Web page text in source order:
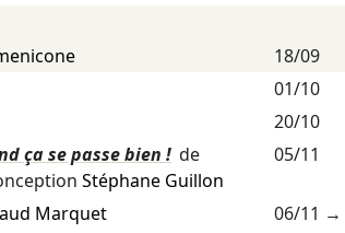
18/09
01/10
20/10
ça se passe bien ! de
Stéphane Guillon
05/11
Marquet 06/11 →